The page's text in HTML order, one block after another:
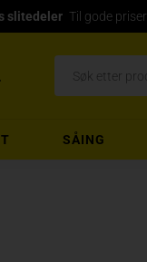
slitedeler Til gode priser
SÅING